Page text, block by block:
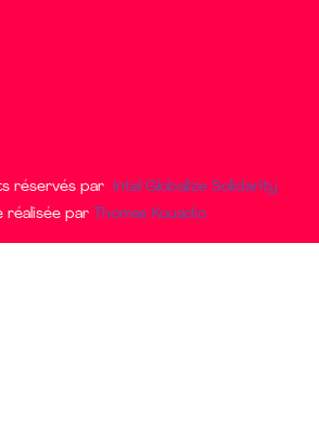
réservés par
Intal Globalize Solidarity
réalisée par
Thomas Kouadio